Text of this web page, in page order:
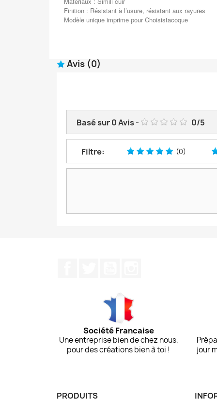
Finition : Résistant à l’usure, résistant aux rayures
Modèle unique imprime pour Choisistacoque
Avis (0)
Basé sur0Avis- 0/5
Filtre: (0)
Société Francaise
Une entreprise bien de chez nous,
pour des créations bien à toi !
jour
PRODUITS